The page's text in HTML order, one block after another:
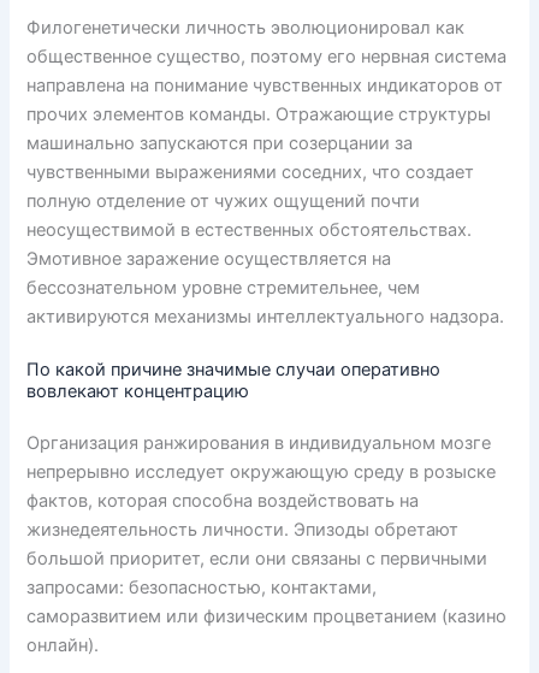
Филогенетически личность эволюционировал как
общественное существо, поэтому его нервная система
направлена на понимание чувственных индикаторов от
прочих элементов команды. Отражающие структуры
машинально запускаются при созерцании за
чувственными выражениями соседних, что создает
полную отделение от чужих ощущений почти
неосуществимой в естественных обстоятельствах.
Эмотивное заражение осуществляется на
бессознательном уровне стремительнее, чем
активируются механизмы интеллектуального надзора.
По какой причине значимые случаи оперативно
вовлекают концентрацию
Организация ранжирования в индивидуальном мозге
непрерывно исследует окружающую среду в розыске
фактов, которая способна воздействовать на
жизнедеятельность личности. Эпизоды обретают
большой приоритет, если они связаны с первичными
запросами: безопасностью, контактами,
саморазвитием или физическим процветанием (казино
онлайн).